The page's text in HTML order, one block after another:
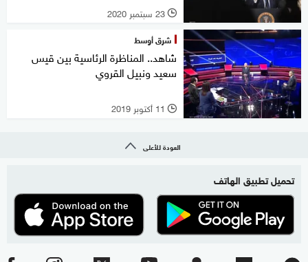
l 23 سبتمبر 2020
شرق أوسط
شاهد.. المناظرة الرئاسية بين قيس
سعيد ونبيل القروي
l 11 أكتوبر 2019
العودة للأعلى
تحميل تطبيق الهاتف